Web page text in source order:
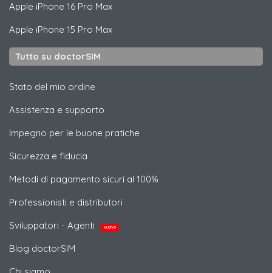
Apple iPhone 16 Pro Max
Apple iPhone 15 Pro Max
Tutto su doctorSIM
Stato del mio ordine
Assistenza e supporto
Impegno per le buone pratiche
Sicurezza e fiducia
Metodi di pagamento sicuri al 100%
Professionisti e distributori
Sviluppatori - Agenti
NUOVO
Blog doctorSIM